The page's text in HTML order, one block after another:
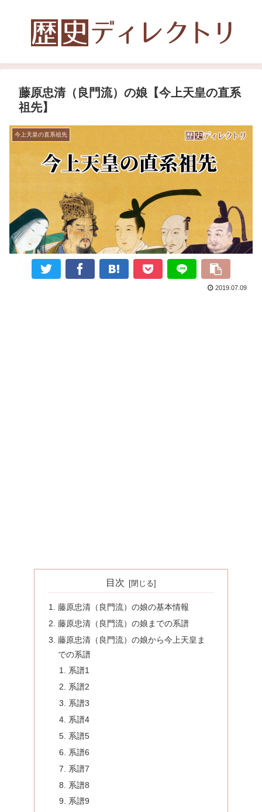
藤原忠清（良門流）の娘【今上天皇の直系
祖先】
今上天皇の直系祖先
2019.07.09
目次
藤原忠清（良門流）の娘の基本情報
藤原忠清（良門流）の娘までの系譜
藤原忠清（良門流）の娘から今上天皇ま
での系譜
系譜1
系譜2
系譜3
系譜4
系譜5
系譜6
系譜7
系譜8
系譜9